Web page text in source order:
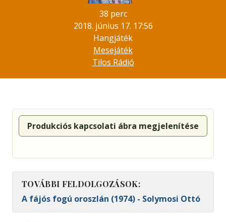
38 perc
2018. június 17. 17:56
Hangjáték
Mesejáték
Tilos Rádió
Produkciós kapcsolati ábra megjelenítése
TOVÁBBI FELDOLGOZÁSOK:
A fájós fogú oroszlán (1974) - Solymosi Ottó